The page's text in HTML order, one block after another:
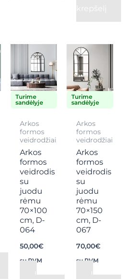
krepšelį
Turime
sandėlyje
Arkos
formos
veidrodžiai
Arkos
formos
veidrodis
su
juodu
rėmu
70×100
cm, D-
064
50,00€
su PVM
Į
Turime
sandėlyje
Arkos
formos
veidrodžiai
Arkos
formos
veidrodis
su
juodu
rėmu
70×150
cm, D-
067
70,00€
su PVM
Į